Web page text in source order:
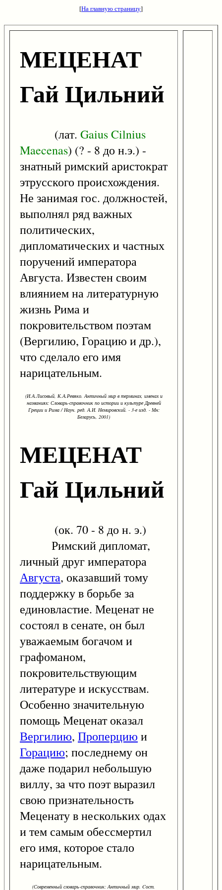
[На главную страницу]
МЕЦЕНАТ
Гай Цильний
(лат. GaiusCilnius
Maecenas) (? - 8 до н.э.) -
знатный римский аристократ
этрусского происхождения.
Не занимая гос. должностей,
выполнял ряд важных
политических,
дипломатических и частных
поручений императора
Августа. Известен своим
влиянием на литературную
жизнь Рима и
покровительством поэтам
(Вергилию, Горацию и др.),
что сделало его имя
нарицательным.
(И.А.Лисовый, К.А.Ревяко. Античный мир в терминах, именах и
названиях: Словарь-справочник по истории и культуре Древней
Греции и Рима / Науч. ред. А.И. Немировский. - 3-е изд. - Мн:
Беларусь, 2001)
МЕЦЕНАТ
Гай Цильний
(ок. 70 - 8 до н. э.)
Римский дипломат,
личный друг императора
Августа, оказавший тому
поддержку в борьбе за
единовластие. Меценат не
состоял в сенате, он был
уважаемым богачом и
графоманом,
покровительствующим
литературе и искусствам.
Особенно значительную
помощь Меценат оказал
Вергилию, Проперцию и
Горацию; последнему он
даже подарил небольшую
виллу, за что поэт выразил
свою признательность
Меценату в нескольких одах
и тем самым обессмертил
его имя, которое стало
нарицательным.
(Современный словарь-справочник: Античный мир. Cост.